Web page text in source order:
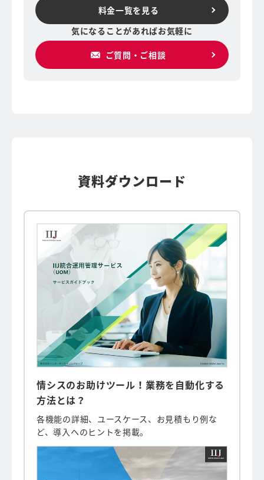
料金一覧を見る
気になることがあればお気軽に
ご質問・ご相談
資料ダウンロード
情シスのお助けツール！業務を自動化する
方法とは？
各機能の詳細、ユースケース、お見積もり例な
ど、導入へのヒントを掲載。